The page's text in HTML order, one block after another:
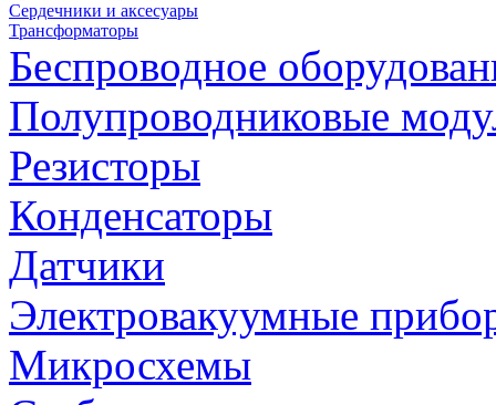
Сердечники и аксесуары
Трансформаторы
Беспроводное
Полупроводниковые
Резисторы
Конденсаторы
Датчики
Электровакуумные
Микросхемы